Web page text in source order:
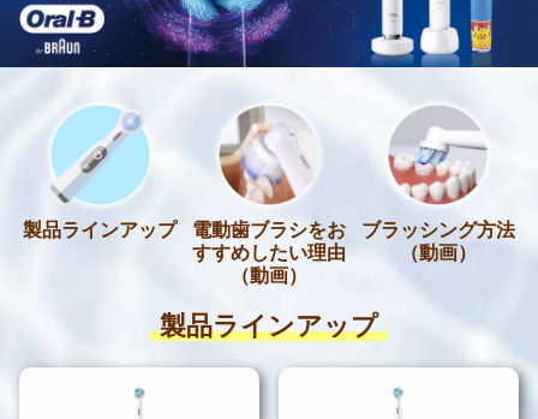
製品ラインアップ
電動歯ブラシをお
すすめしたい理由
（動画）
ブラッシング方法
（動画）
製品ラインアップ